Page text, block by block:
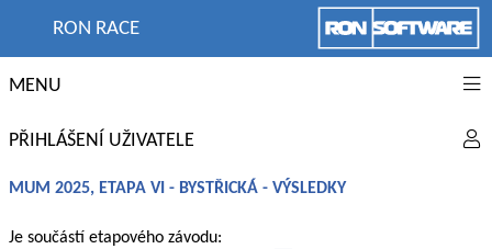
RON RACE
MENU
PŘIHLÁŠENÍ UŽIVATELE
MUM 2025, ETAPA VI - BYSTŘICKÁ - VÝSLEDKY
Je součástí etapového závodu: